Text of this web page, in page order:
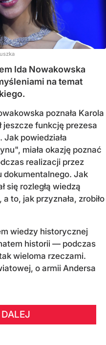
Ida Nowakowska
na temat
poznała Karola
jeszcze funkcję prezesa
powiedziała
miała okazję poznać
realizacji przez
dokumentalnego. Jak
się rozległą wiedzą
to, jak przyznała, zrobiło
wiedzy historycznej
historii — podczas
wieloma rzeczami.
o armii Andersa